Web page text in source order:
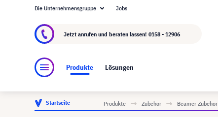
Über visunext.at
Die Unternehmensgruppe Jobs
Jetzt anrufen und beraten lassen! 0158 - 12906
Produkte Lösungen
Startseite Produkte Zubehör Beamer Zubehör